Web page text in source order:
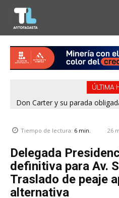
ÚLTIMA
Don Carter y su parada
Tiempo de lectura: 6 min. 26
Delegada
definitiva para Av.
Traslado de peaje
alternativa